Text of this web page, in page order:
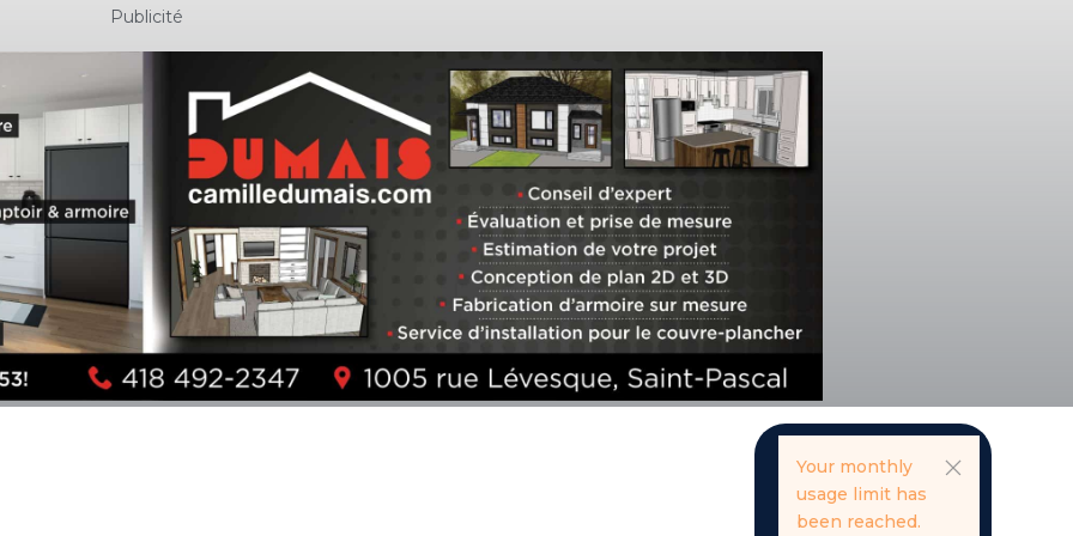
Publicité
Your monthly
usage limit has
been reached.